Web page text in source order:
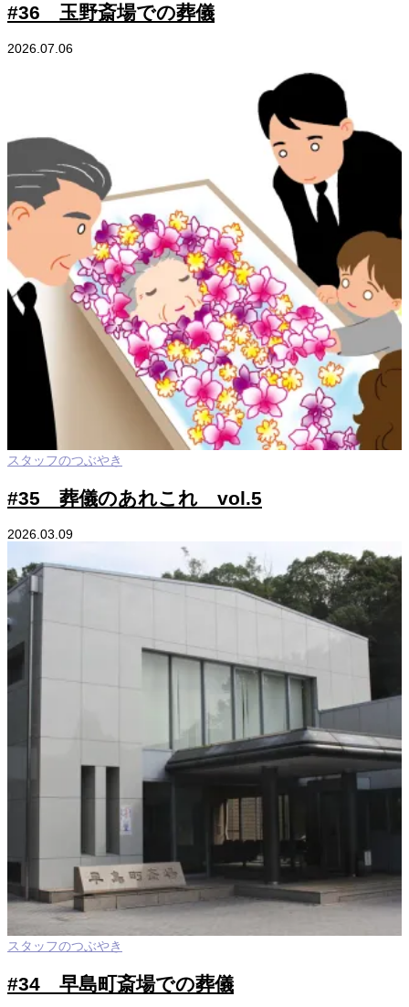
#36 玉野斎場での葬儀
2026.07.06
スタッフのつぶやき
#35 葬儀のあれこれ vol.5
2026.03.09
スタッフのつぶやき
#34 早島町斎場での葬儀